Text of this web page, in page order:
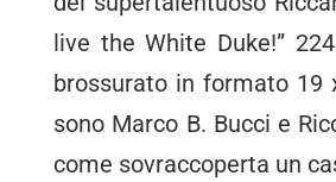
live the White Duke!”
brossurato in formato 19
sono Marco B. Bucci e
come sovraccoperta un